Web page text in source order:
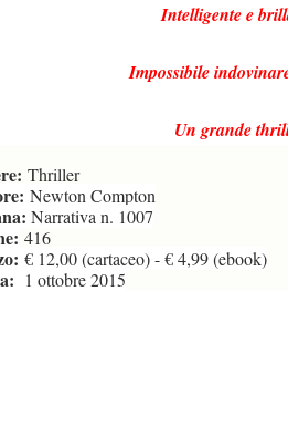
Intelligente e
Impossibile
Un grande
Thriller
Newton Compton
Narrativa n. 1007
416
€ 12,00 (cartaceo) - € 4,99 (ebook)
1 ottobre 2015